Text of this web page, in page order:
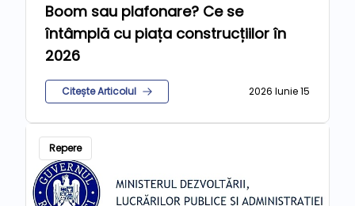
Boom sau plafonare? Ce se
întâmplă cu piața construcțiilor în
2026
Citește Articolul 2026 Iunie 15
Repere